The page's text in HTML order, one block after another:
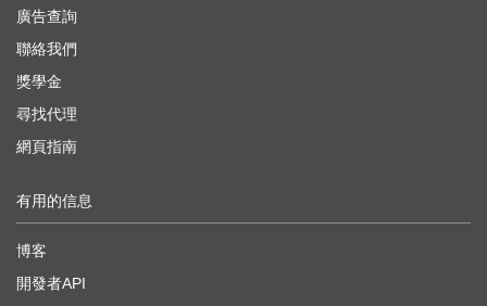
廣告查詢
聯絡我們
獎學金
尋找代理
網頁指南
有用的信息
博客
開發者API